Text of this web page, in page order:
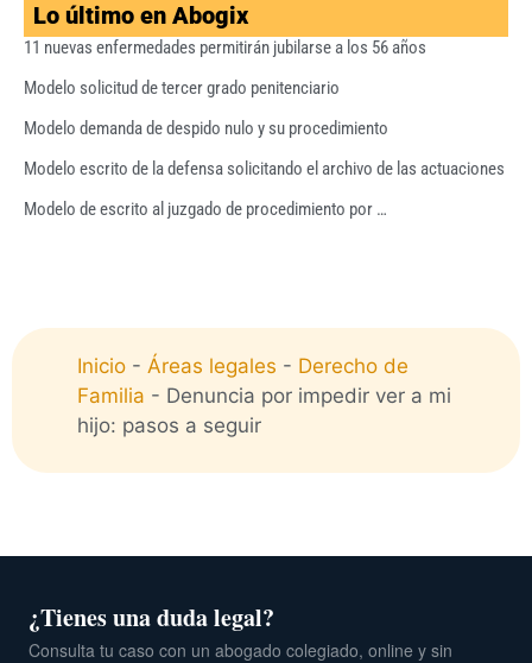
Lo último en Abogix
11 nuevas enfermedades permitirán jubilarse a los 56 años
Modelo solicitud de tercer grado penitenciario
Modelo demanda de despido nulo y su procedimiento
Modelo escrito de la defensa solicitando el archivo de las actuaciones
Modelo de escrito al juzgado de procedimiento por …
Inicio - Áreas legales - Derecho de
Familia - Denuncia por impedir ver a mi
hijo: pasos a seguir
¿Tienes una duda legal?
Consulta tu caso con un abogado colegiado, online y sin